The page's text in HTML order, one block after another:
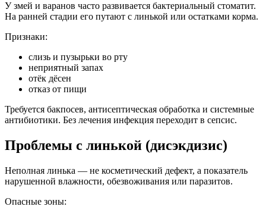
У змей и варанов часто развивается бактериальный стоматит.
На ранней стадии его путают с линькой или остатками корма.
Признаки:
слизь и пузырьки во рту
неприятный запах
отёк дёсен
отказ от пищи
Требуется бакпосев, антисептическая обработка и системные
антибиотики. Без лечения инфекция переходит в сепсис.
Проблемы с линькой (дисэкдизис)
Неполная линька — не косметический дефект, а показатель
нарушенной влажности, обезвоживания или паразитов.
Опасные зоны: